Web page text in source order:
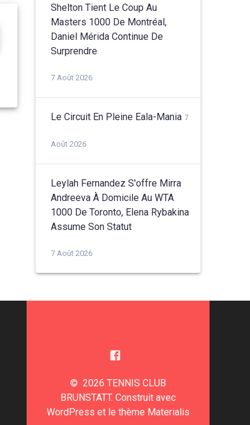
Shelton Tient Le Coup Au
Masters 1000 De Montréal,
Daniel Mérida Continue De
Surprendre
7 Août 2026
Le Circuit En Pleine Eala-Mania 7
Août 2026
Leylah Fernandez S'offre Mirra
Andreeva À Domicile Au WTA
1000 De Toronto, Elena Rybakina
Assume Son Statut
7 Août 2026
© 2026 TENNIS CLUB
BRUNSTATT. Construit avec
WordPress et lethème Materialis